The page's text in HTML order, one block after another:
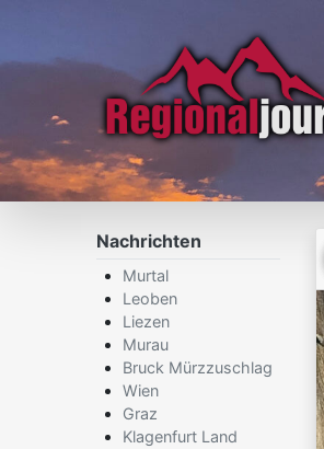
Nachrichten
Murtal
Leoben
Liezen
Murau
Bruck Mürzzuschlag
Wien
Graz
Klagenfurt Land